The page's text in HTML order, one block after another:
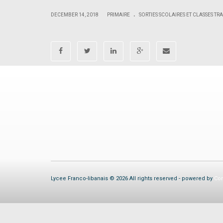
DECEMBER 14, 2018 PRIMAIRE . SORTIES SCOLAIRES ET CLASSES
Lycee Franco-libanais © 2026 All rights reserved - powered by